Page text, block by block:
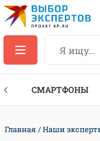
СМАРТФОНЫ
Главная Наши